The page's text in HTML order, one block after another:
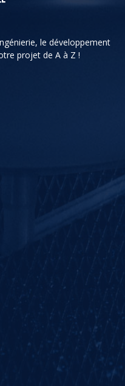
le développement
projet de A à Z !